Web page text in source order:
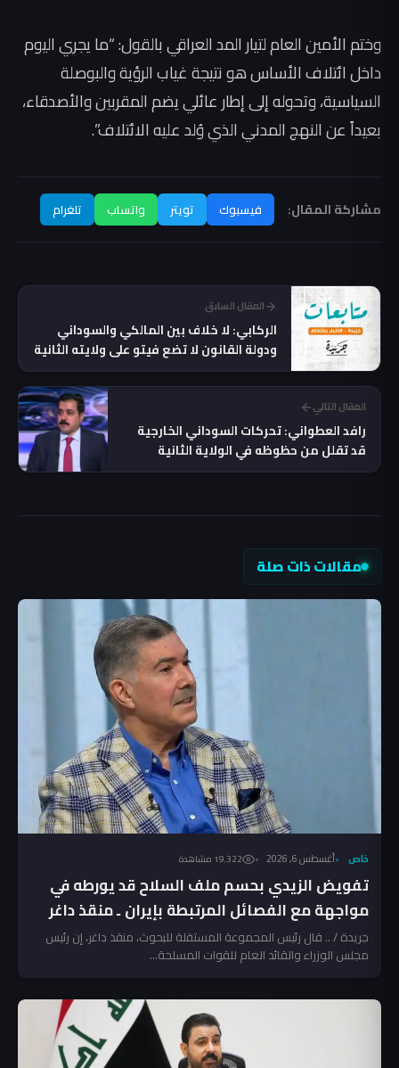
وختم الأمين العام لتيار المد العراقي بالقول: “ما يجري اليوم
داخل ائتلاف الأساس هو نتيجة غياب الرؤية والبوصلة
السياسية، وتحوله إلى إطار عائلي يضم المقربين والأصدقاء،
بعيداً عن النهج المدني الذي وُلد عليه الائتلاف”.
مشاركة المقال: فيسبوك تويتر واتساب تلغرام
المقال السابق
الركابي: لا خلاف بين المالكي والسوداني
ودولة القانون لا تضع فيتو على ولايته الثانية
المقال التالي
رافد العطواني: تحركات السوداني الخارجية
قد تقلل من حظوظه في الولاية الثانية
مقالات ذات صلة
خاص أغسطس 6, 2026 19٬322 مشاهدة
تفويض الزيدي بحسم ملف السلاح قد يورطه في
مواجهة مع الفصائل المرتبطة بإيران ـ منقذ داغر
جريدة / .. قال رئيس المجموعة المستقلة للبحوث، منقذ داغر، إن رئيس
مجلس الوزراء والقائد العام للقوات المسلحة...